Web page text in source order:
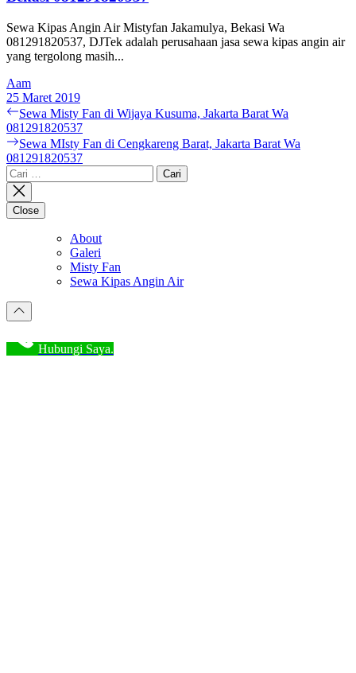
Sewa Kipas Angin Air Mistyfan Jakamulya, Bekasi Wa
081291820537, DJTek adalah perusahaan jasa sewa kipas angin air
yang tergolong masih...
Aam
25 Maret 2019
Navigasi
pos
Previous
post:
Sewa Misty Fan di Wijaya Kusuma, Jakarta Barat Wa
081291820537
Next
post:
Sewa MIsty Fan di Cengkareng Barat, Jakarta Barat Wa
081291820537
Cari
untuk:
Close
About
Galeri
Misty Fan
Sewa Kipas Angin Air
Hubungi Saya.